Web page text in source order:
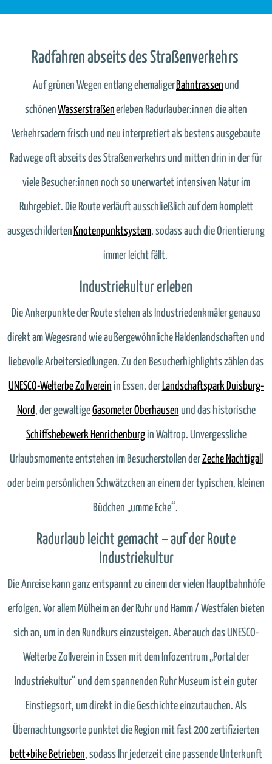
Radfahren abseits des Straßenverkehrs
Auf grünen Wegen entlang ehemaliger Bahntrassen und
schönenWasserstraßenerleben Radurlauber:innen die alten
Verkehrsadern frisch und neu interpretiert als bestens ausgebaute
Radwege oft abseits des Straßenverkehrs und mitten drin in der für
viele Besucher:innen noch so unerwartet intensiven Natur im
Ruhrgebiet. Die Route verläuft ausschließlich auf dem komplett
ausgeschilderten Knotenpunktsystem, sodass auch die Orientierung
immer leicht fällt.
Industriekultur erleben
Die Ankerpunkte der Route stehen als Industriedenkmäler genauso
direkt am Wegesrand wie außergewöhnliche Haldenlandschaften und
liebevolle Arbeitersiedlungen. Zu den Besucherhighlights zählen das
UNESCO-Welterbe Zollverein in Essen, der Landschaftspark Duisburg-
Nord, der gewaltigeGasometer Oberhausen und das historische
Schiffshebewerk Henrichenburgin Waltrop. Unvergessliche
Urlaubsmomente entstehen im Besucherstollen derZeche Nachtigall
oder beim persönlichen Schwätzcken an einem der typischen, kleinen
Büdchen „umme Ecke“.
Radurlaub leicht gemacht – auf der Route
Industriekultur
Die Anreise kann ganz entspannt zu einem der vielen Hauptbahnhöfe
erfolgen. Vor allem Mülheim an der Ruhr und Hamm / Westfalen bieten
sich an, um in den Rundkurs einzusteigen. Aber auch das UNESCO-
Welterbe Zollverein in Essen mit dem Infozentrum „Portal der
Industriekultur“ und dem spannenden Ruhr Museum ist ein guter
Einstiegsort, um direkt in die Geschichte einzutauchen. Als
Übernachtungsorte punktet die Region mit fast 200 zertifizierten
bett+bike Betrieben, sodass Ihr jederzeit eine passende Unterkunft